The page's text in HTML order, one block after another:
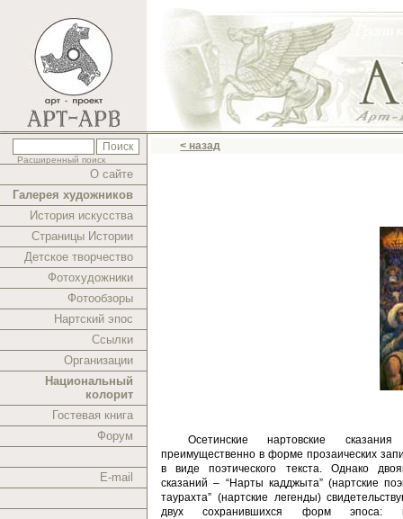
Расширенный поиск
О сайте
Галерея художников
История искусства
Страницы Истории
Детское творчество
Фотохудожники
Фотообзоры
Нартский эпос
Ссылки
Организации
Национальный
колорит
Гостевая книга
Форум
E-mail
< назад
Осетинские нартовские сказания
преимущественно в форме прозаических
в виде поэтического текста. Однако
сказаний – “Нарты кадджыта” (нартские
таурахта” (нартские легенды)
двух сохранившихся форм эпоса: